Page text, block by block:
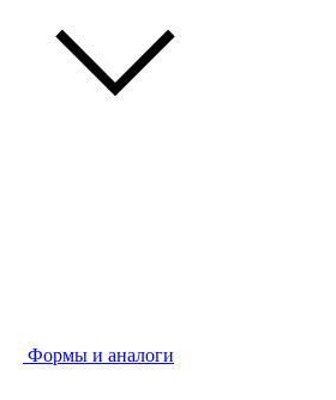
Формы и аналоги